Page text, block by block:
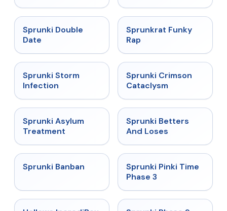
★
Sprunki Double
Date
★ 4.7
Sprunkrat Funky
Rap
★
Sprunki Storm
Infection
★ 4.7
Sprunki Crimson
Cataclysm
★
Sprunki Asylum
Treatment
★
Sprunki Betters
And Loses
★
Sprunki Banban ★ 4.9
Sprunki Pinki Time
Phase 3